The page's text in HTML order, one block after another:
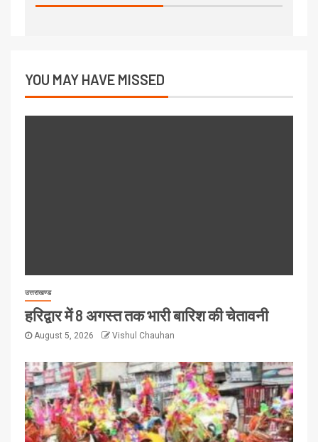
YOU MAY HAVE MISSED
उत्तराखण्ड
हरिद्वार में 8 अगस्त तक भारी बारिश की चेतावनी
August 5, 2026 Vishul Chauhan